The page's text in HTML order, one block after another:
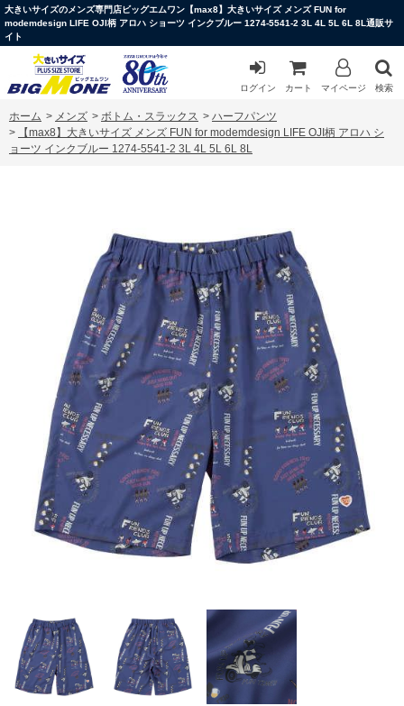
大きいサイズのメンズ専門店ビッグエムワン【max8】大きいサイズ メンズ FUN for
modemdesign LIFE OJI柄 アロハ ショーツ インクブルー 1274-5541-2 3L 4L 5L 6L 8L通販サ
イト
ログイン カート マイページ 検索
ホーム > メンズ > ボトム・スラックス > ハーフパンツ
>
【max8】大きいサイズ メンズ FUN for modemdesign LIFE OJI柄 アロハ シ
ョーツ インクブルー 1274-5541-2 3L 4L 5L 6L 8L